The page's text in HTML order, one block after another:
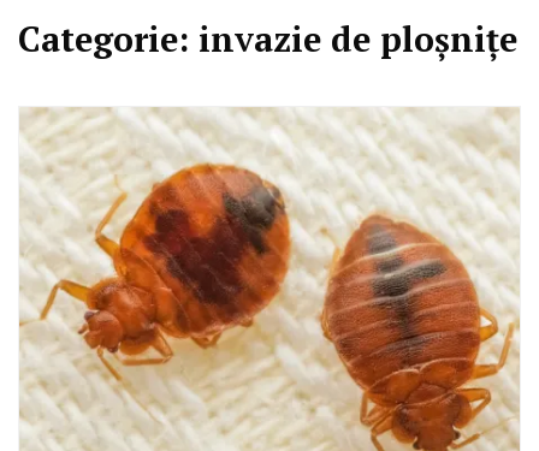
Categorie: invazie de ploșnițe